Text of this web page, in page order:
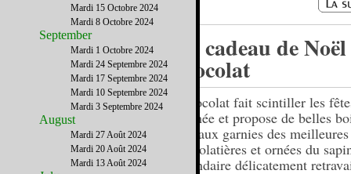
Un cadeau de
chocolat
zChocolat fait scintiller les
d'année et propose de belles
cadeaux garnies des
chocolatières et ornées du
légendaire délicatement
Mardi 15 Octobre 2024
Mardi 8 Octobre 2024
September
Mardi 1 Octobre 2024
Mardi 24 Septembre 2024
Mardi 17 Septembre 2024
Mardi 10 Septembre 2024
Mardi 3 Septembre 2024
August
Mardi 27 Août 2024
Mardi 20 Août 2024
Mardi 13 Août 2024